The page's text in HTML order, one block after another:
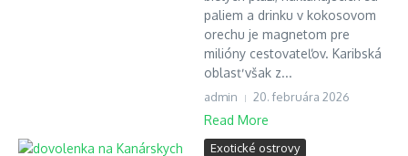
paliem a drinku v kokosovom
orechu je magnetom pre
milióny cestovateľov. Karibská
oblasť však z...
admin 20. februára 2026
Read More
Exotické ostrovy